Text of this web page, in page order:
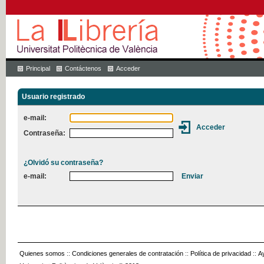
Principal Contáctenos Acceder
Usuario registrado
e-mail:
Contraseña:
¿Olvidó su contraseña?
e-mail:
Quienes somos :: Condiciones generales de contratación :: Política de privacidad ::